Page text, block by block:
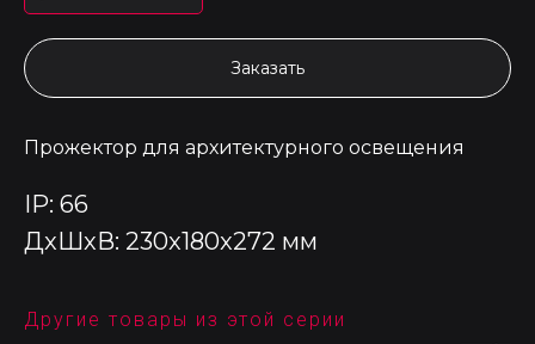
Заказать
Прожектор для архитектурного освещения
IP: 66
ДxШxВ: 230x180x272 мм
Другие товары из этой серии